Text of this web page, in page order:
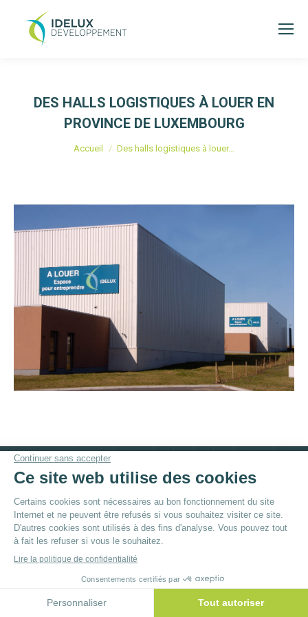
DES HALLS LOGISTIQUES À LOUER EN
PROVINCE DE LUXEMBOURG
Vous êtes ici :
Accueil Des halls logistiques à louer…
Menu du bas